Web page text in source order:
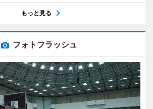
もっと見る
フォトフラッシュ